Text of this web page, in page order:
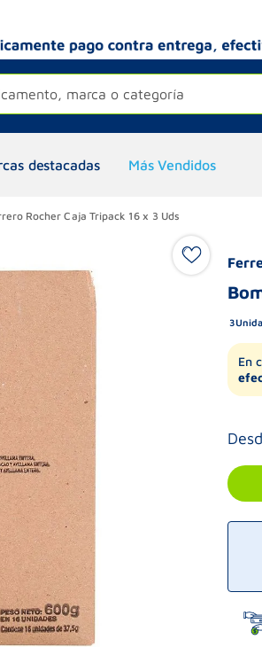
marca o categoría
destacadas Más Vendidos
Rocher Caja Tripack 16 x 3 Uds
3
En